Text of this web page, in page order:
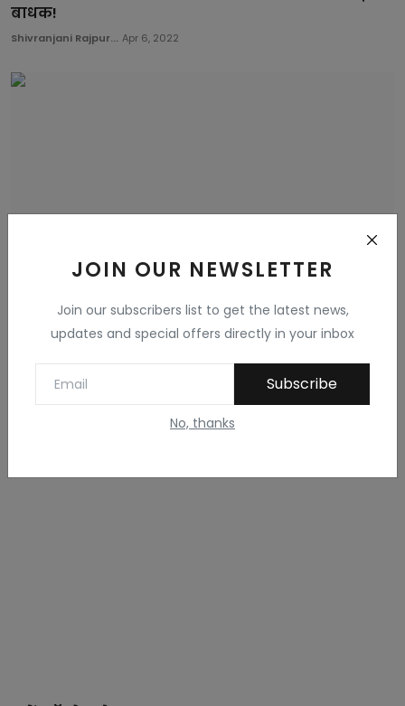
JOIN OUR NEWSLETTER
Join our subscribers list to get the latest news,
updates and special offers directly in your inbox
Subscribe
No, thanks
बाधक!
Shivranjani Rajpur... Apr 6, 2022
मजबूत भाजपा के खिलाफ मुख्य विपक्षी दल के तौर पर
कितनी त...